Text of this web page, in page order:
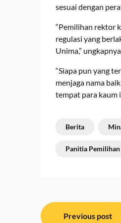
sesuai dengan
“Pemilihan rektor
regulasi yang
Unima,” ungkapnya
“Siapa pun yang
menjaga nama
tempat para kaum
Berita
Panitia
Navigasi
Previous post